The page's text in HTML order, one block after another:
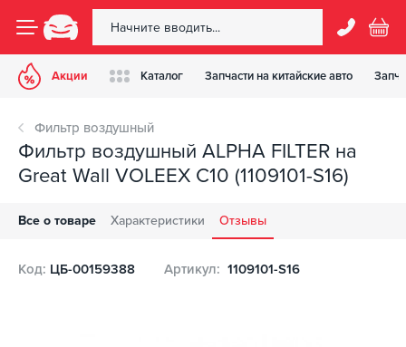
Акции Каталог Запчасти на китайские авто
Фильтр воздушный
Фильтр воздушный ALPHA FILTER на
Great Wall VOLEEX C10 (1109101-S16)
Все о товаре Характеристики Отзывы
Код: ЦБ-00159388 Артикул: 1109101-S16